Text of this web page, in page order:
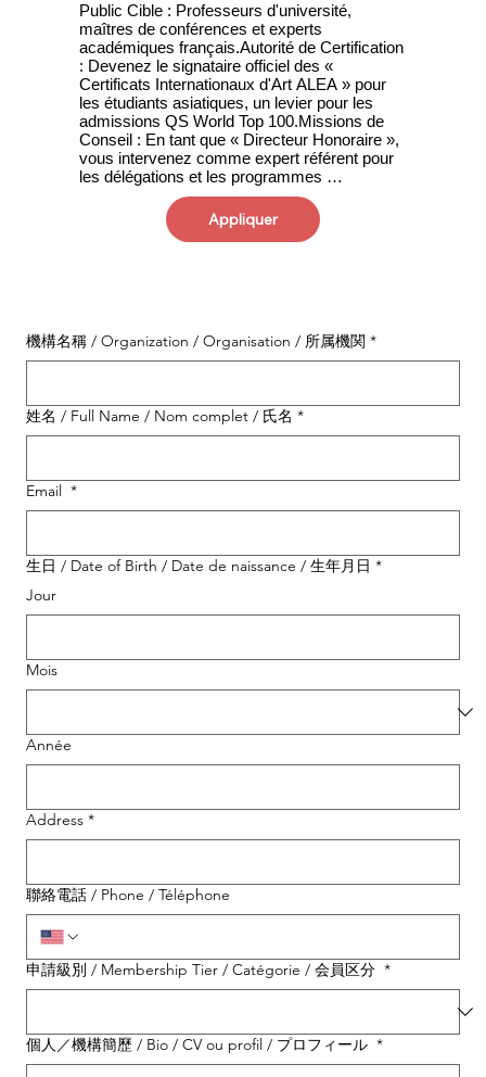
Public Cible : Professeurs d'université,
maîtres de conférences et experts
académiques français.Autorité de Certification
: Devenez le signataire officiel des «
Certificats Internationaux d'Art ALEA » pour
les étudiants asiatiques, un levier pour les
admissions QS World Top 100.Missions de
Conseil : En tant que « Directeur Honoraire »,
vous intervenez comme expert référent pour
les délégations et les programmes
d'échange.Monétisation de l'Influence :
Bénéficiez d'honoraires sur l'encadrement de
séminaires et percevez une commission de
Appliquer
機構名稱 / Organization / Organisation / 所属機関 *
姓名 / Full Name / Nom complet / 氏名 *
Email *
生日 / Date of Birth / Date de naissance / 生年月日 *
Jour
Mois
Année
Address *
聯絡電話 / Phone / Téléphone
申請級別 / Membership Tier / Catégorie / 会員区分 *
個人／機構簡歷 / Bio / CV ou profil / プロフィール *